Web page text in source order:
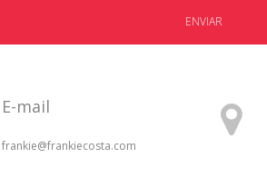
ENVIAR
E-mail
frankie@frankiecosta.com